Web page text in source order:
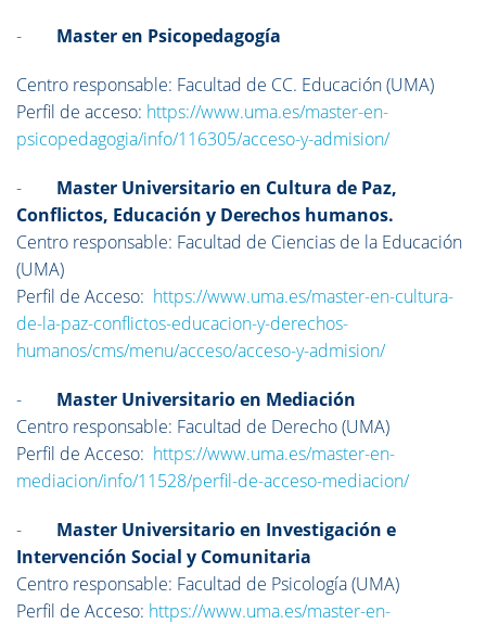
- Master en Psicopedagogía
Centro responsable: Facultad de CC. Educación (UMA)
Perfil de acceso: https://www.uma.es/master-en-
psicopedagogia/info/116305/acceso-y-admision/
- Master Universitario en Cultura de Paz,
Conflictos, Educación y Derechos humanos.
Centro responsable: Facultad de Ciencias de la Educación
(UMA)
Perfil de Acceso: https://www.uma.es/master-en-cultura-
de-la-paz-conflictos-educacion-y-derechos-
humanos/cms/menu/acceso/acceso-y-admision/
- Master Universitario en Mediación
Centro responsable: Facultad de Derecho (UMA)
Perfil de Acceso: https://www.uma.es/master-en-
mediacion/info/11528/perfil-de-acceso-mediacion/
- Master Universitario en Investigación e
Intervención Social y Comunitaria
Centro responsable: Facultad de Psicología (UMA)
Perfil de Acceso: https://www.uma.es/master-en-